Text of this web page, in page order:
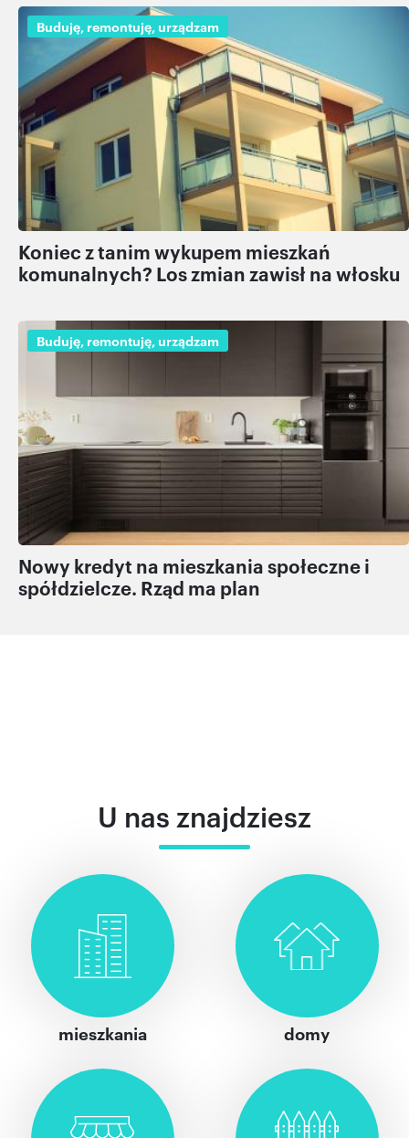
Buduję, remontuję, urządzam
Koniec z tanim wykupem mieszkań
komunalnych? Los zmian zawisł na włosku
Buduję, remontuję, urządzam
Nowy kredyt na mieszkania społeczne i
spółdzielcze. Rząd ma plan
U nas znajdziesz
mieszkania domy